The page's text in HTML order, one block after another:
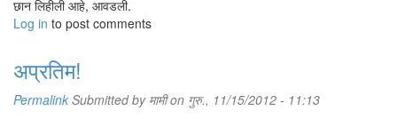
छान लिहीली आहे, आवडली.
Log in to post comments
अप्रतिम!
Permalink Submitted by मामीon गुरु., 11/15/2012 - 11:13